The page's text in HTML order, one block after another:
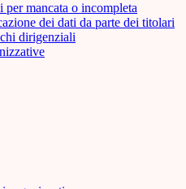
per mancata o incompleta
dei dati da parte dei titolari
dirigenziali